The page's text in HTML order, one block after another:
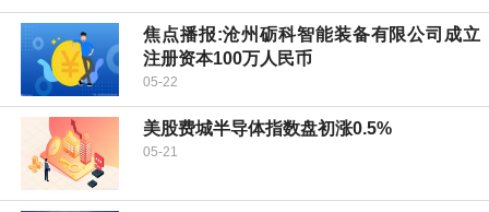
焦点播报:沧州砺科智能装备有限公司成立
注册资本100万人民币
05-22
美股费城半导体指数盘初涨0.5%
05-21